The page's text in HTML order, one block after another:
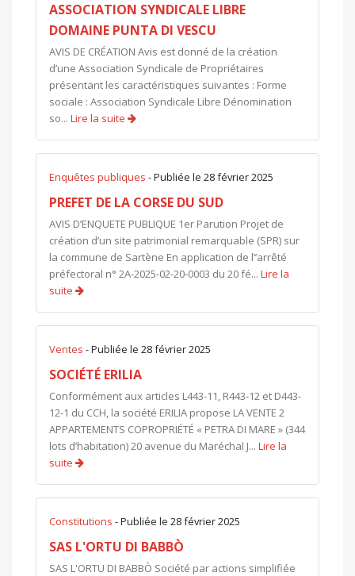
ASSOCIATION SYNDICALE LIBRE
DOMAINE PUNTA DI VESCU
AVIS DE CRÉATION Avis est donné de la création
d’une Association Syndicale de Propriétaires
présentant les caractéristiques suivantes : Forme
sociale : Association Syndicale Libre Dénomination
so... Lire la suite
Enquêtes publiques - Publiée le 28 février 2025
PREFET DE LA CORSE DU SUD
AVIS D’ENQUETE PUBLIQUE 1er Parution Projet de
création d’un site patrimonial remarquable (SPR) sur
la commune de Sartène En application de l’’arrêté
préfectoral n° 2A-2025-02-20-0003 du 20 fé... Lire la
suite
Ventes - Publiée le 28 février 2025
SOCIÉTÉ ERILIA
Conformément aux articles L443-11, R443-12 et D443-
12-1 du CCH, la société ERILIA propose LA VENTE 2
APPARTEMENTS COPROPRIÉTÉ « PETRA DI MARE » (344
lots d’habitation) 20 avenue du Maréchal J... Lire la
suite
Constitutions - Publiée le 28 février 2025
SAS L'ORTU DI BABBÒ
SAS L'ORTU DI BABBÒ Société par actions simplifiée